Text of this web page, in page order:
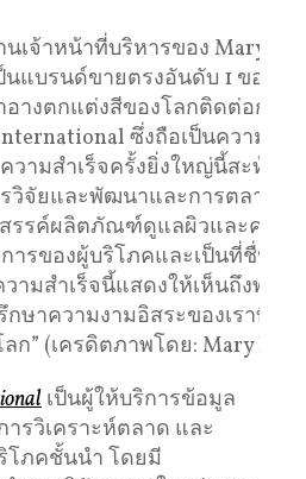
นเจ้าหน้าที่บริหารของ Mary
ป็นแบรนด์ขายตรงอันดับ 1 ของ
อางตกแต่งสีของโลกติดต่อกันส
ซึ่งถือเป็นความสำเ
วามสำเร็จครั้งยิ่งใหญ่นี้สะท้อน
วิจัยและพัฒนาและการตลาดต
สรรค์ผลิตภัณฑ์ดูแลผิวและความ
ารของผู้บริโภคและเป็นที่ชื่นชอ
ามสำเร็จนี้แสดงให้เห็นถึงพลัง
ษาความงามอิสระของเราที่ขับ
ก” (เครดิตภาพโดย: Mary Kay
เป็นผู้ให้บริการข้อมูล
ารวิเคราะห์ตลาด และ
โภคชั้นนำ โดยมี